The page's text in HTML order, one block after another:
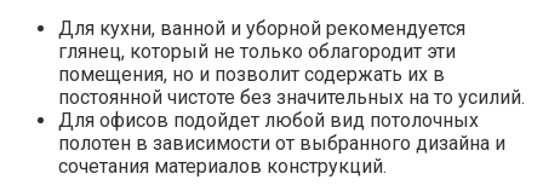
Для кухни, ванной и уборной рекомендуется
глянец, который не только облагородит эти
помещения, но и позволит содержать их в
постоянной чистоте без значительных на то усилий.
Для офисов подойдет любой вид потолочных
полотен в зависимости от выбранного дизайна и
сочетания материалов конструкций.